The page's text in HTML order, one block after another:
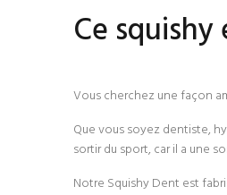
Ce
Vous cherchez une façon
Que vous soyez dentiste,
sortir du sport, car il a une
Notre Squishy Dent est